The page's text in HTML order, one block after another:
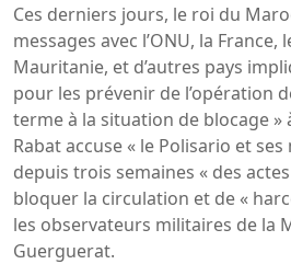
Ces derniers jours, le roi du
messages avec l’ONU, la France,
Mauritanie, et d’autres pays
pour les prévenir de l’opération
terme à la situation de blocage »
Rabat accuse « le Polisario et
depuis trois semaines « des
bloquer la circulation et de «
les observateurs militaires de la
Guerguerat.